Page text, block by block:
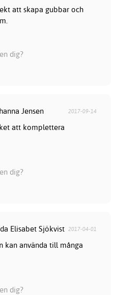
att skapa gubbar och
dig?
Jensen 2017-09-14
att komplettera
dig?
Elisabet Sjökvist 2017-04-01
kan använda till många
dig?